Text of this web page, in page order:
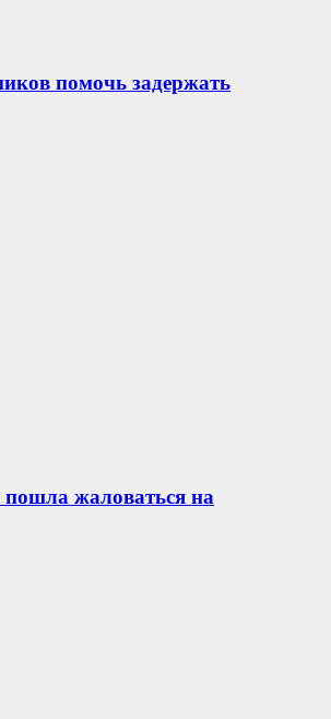
помочь задержать
пошла жаловаться на